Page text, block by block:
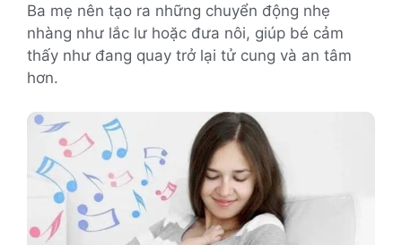
Ba mẹ nên tạo ra những chuyển động nhẹ
nhàng như lắc lư hoặc đưa nôi, giúp bé cảm
thấy như đang quay trở lại tử cung và an tâm
hơn.